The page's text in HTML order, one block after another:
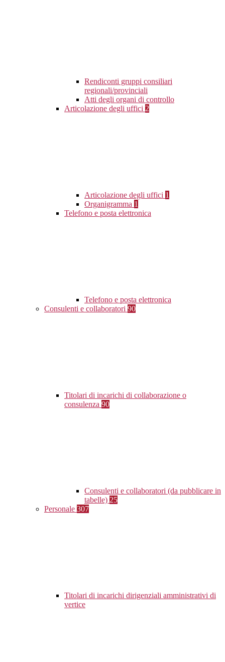
Rendiconti gruppi consiliari
regionali/provinciali
Atti degli organi di controllo
Articolazione degli uffici 2
Articolazione degli uffici 1
Organigramma 1
Telefono e posta elettronica
Telefono e posta elettronica
Consulenti e collaboratori 90
Titolari di incarichi di collaborazione o
consulenza 90
Consulenti e collaboratori (da pubblicare in
tabelle) 25
Personale 307
Titolari di incarichi dirigenziali amministrativi di
vertice